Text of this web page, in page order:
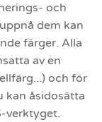
och
dem kan
färger. Alla
av en
och för
kan åsidosätta
verktyget.